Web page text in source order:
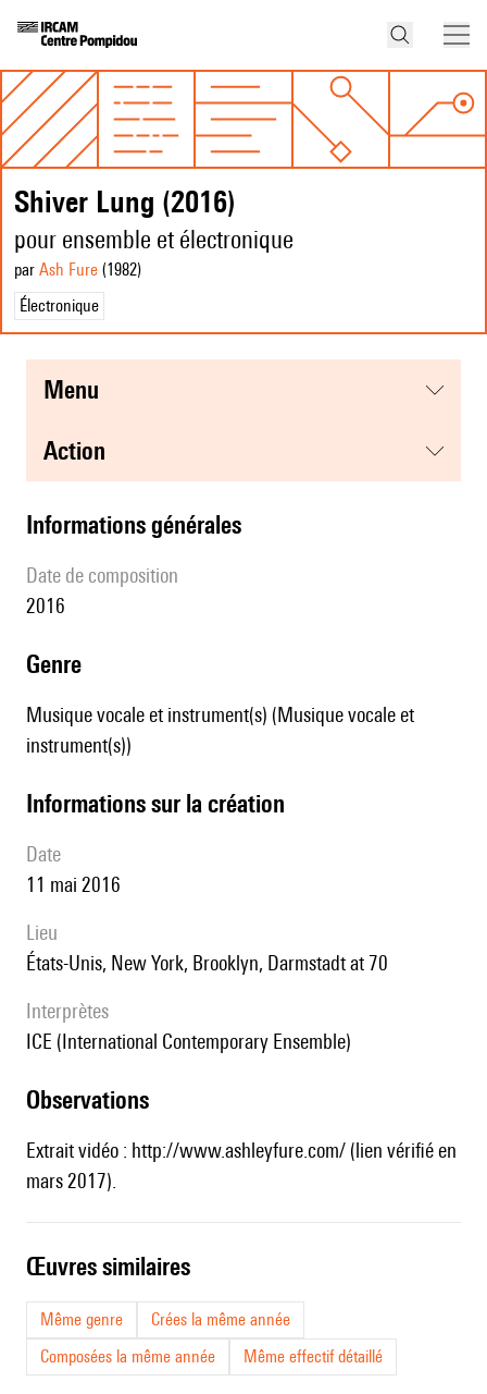
Shiver Lung (2016)
pour ensemble et électronique
par Ash Fure (1982)
Électronique
menu
action
informations générales
date de composition
2016
genre
Musique vocale et instrument(s) (Musique vocale et
instrument(s))
informations sur la création
date
11 mai 2016
lieu
États-Unis, New York, Brooklyn, Darmstadt at 70
interprètes
ICE (International Contemporary Ensemble)
observations
Extrait vidéo : http://www.ashleyfure.com/ (lien vérifié en
mars 2017).
œuvres similaires
Même genre
Crées la même année
Composées la même année
Même effectif détaillé